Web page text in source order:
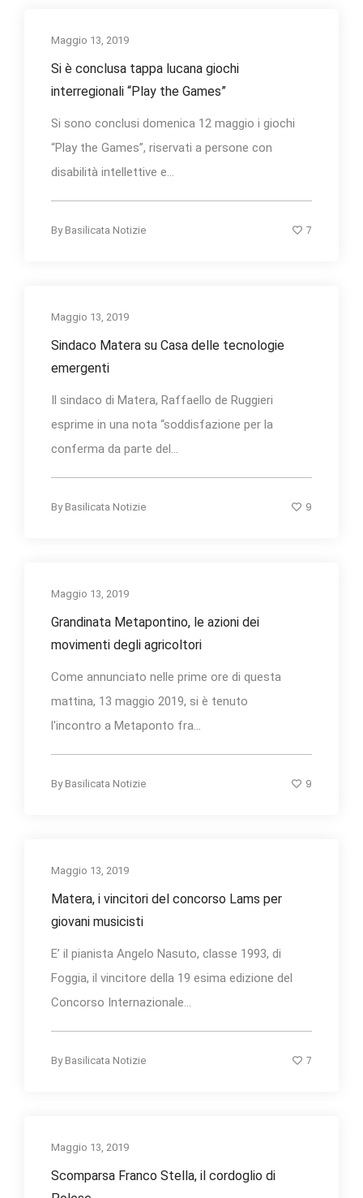
Maggio 13, 2019
Si è conclusa tappa lucana giochi
interregionali “Play the Games”
Si sono conclusi domenica 12 maggio i giochi
“Play the Games”, riservati a persone con
disabilità intellettive e...
By Basilicata Notizie 7
Maggio 13, 2019
Sindaco Matera su Casa delle tecnologie
emergenti
Il sindaco di Matera, Raffaello de Ruggieri
esprime in una nota “soddisfazione per la
conferma da parte del...
By Basilicata Notizie 9
Maggio 13, 2019
Grandinata Metapontino, le azioni dei
movimenti degli agricoltori
Come annunciato nelle prime ore di questa
mattina, 13 maggio 2019, si è tenuto
l'incontro a Metaponto fra...
By Basilicata Notizie 9
Maggio 13, 2019
Matera, i vincitori del concorso Lams per
giovani musicisti
E’ il pianista Angelo Nasuto, classe 1993, di
Foggia, il vincitore della 19 esima edizione del
Concorso Internazionale...
By Basilicata Notizie 7
Maggio 13, 2019
Scomparsa Franco Stella, il cordoglio di